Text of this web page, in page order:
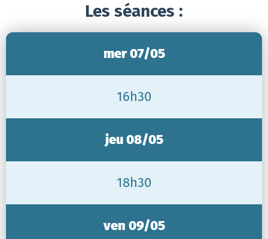
Les séances :
mer 07/05
16h30
jeu 08/05
18h30
ven 09/05